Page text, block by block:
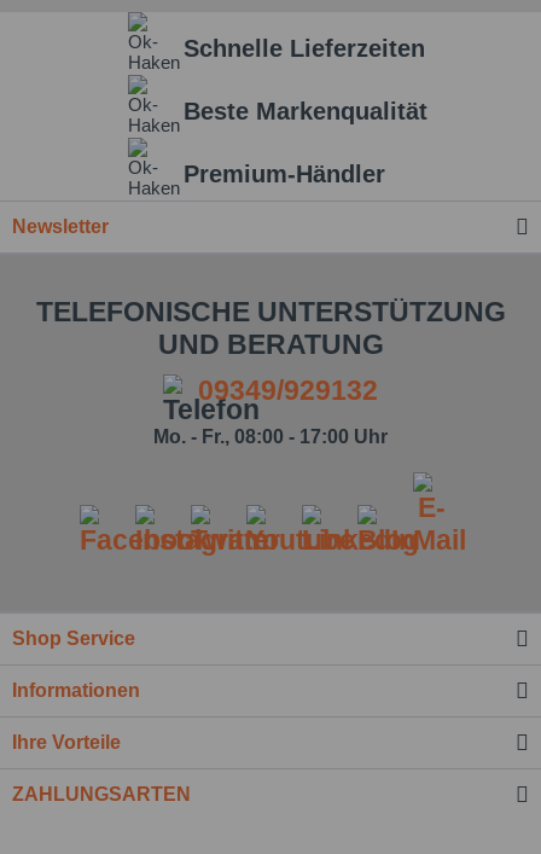
Schnelle Lieferzeiten
Beste Markenqualität
Premium-Händler
Newsletter
TELEFONISCHE UNTERSTÜTZUNG
UND BERATUNG
09349/929132
Mo. - Fr., 08:00 - 17:00 Uhr
Shop Service
Informationen
Ihre Vorteile
ZAHLUNGSARTEN